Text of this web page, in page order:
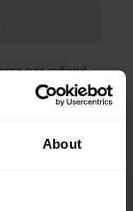
About
per månad
enbart en